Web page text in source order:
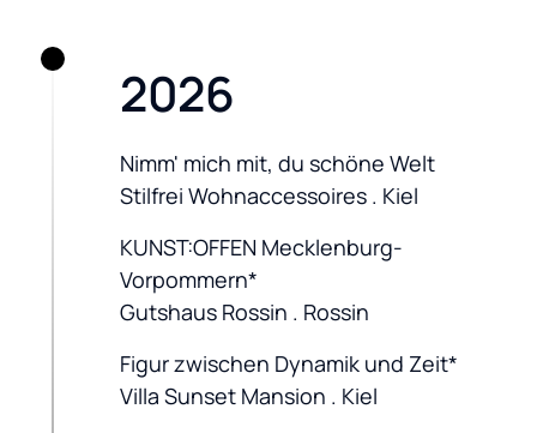
2026
Nimm' mich mit, du schöne Welt
Stilfrei Wohnaccessoires . Kiel
KUNST:OFFEN Mecklenburg-
Vorpommern*
Gutshaus Rossin . Rossin
Figur zwischen Dynamik und Zeit*
Villa Sunset Mansion . Kiel